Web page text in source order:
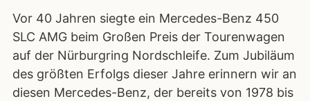
Vor 40 Jahren siegte ein Mercedes-Benz 450
SLC AMG beim Großen Preis der Tourenwagen
auf der Nürburgring Nordschleife. Zum Jubiläum
des größten Erfolgs dieser Jahre erinnern wir an
diesen Mercedes-Benz, der bereits von 1978 bis